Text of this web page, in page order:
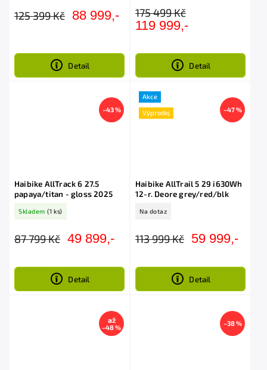
125 399 Kč 88 999,-
Detail
175 499 Kč
119 999,-
Detail
–43 %
Haibike AllTrack 6 27.5
papaya/titan - gloss 2025
Skladem (1 ks)
87 799 Kč 49 899,-
Detail
Akce
Výprodej –47 %
Haibike AllTrail 5 29 i630Wh
12-r. Deore grey/red/blk
Na dotaz
113 999 Kč 59 999,-
Detail
až
–48 % –38 %